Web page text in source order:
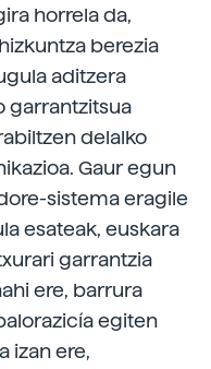
horrela da,
berezia
aditzera
garrantzitsua
delalko
Gaur egun
sistema eragile
esateak, euskara
garrantzia
ere, barrura
egiten
izan ere,